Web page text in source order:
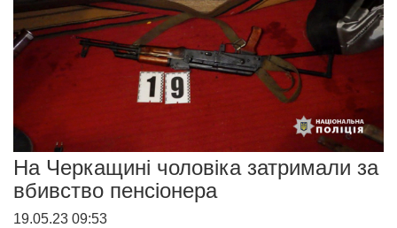
На Черкащині чоловіка затримали за
вбивство пенсіонера
19.05.23 09:53